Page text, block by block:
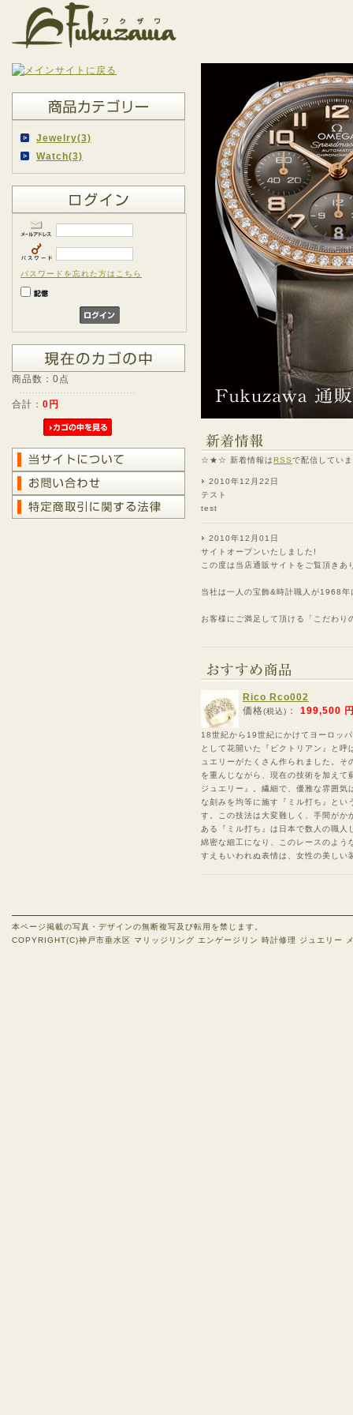
Jewelry(3)
Watch(3)
パスワードを忘れた方はこちら
商品数：0点
合計： 0円
☆★☆ 新着情報はRSSで配信してい
2010年12月22日
テスト
test
2010年12月01日
サイトオープンいたしました!
この度は当店通販サイトをご覧頂きあ
当社は一人の宝飾&時計職人が1968
お客様にご満足して頂ける「こだわ
Rico Rco002
価格(税込) ： 199,500
18世紀から19世紀にかけてヨーロッ
として花開いた『ビクトリアン』と呼
ュエリーがたくさん作られました。そ
を重んじながら、現在の技術を加えて
ジュエリー』。繊細で、優雅な雰囲気
な刻みを均等に施す『ミル打ち』とい
す。この技法は大変難しく、手間がか
ある『ミル打ち』は日本で数人の職人
綿密な細工になり、このレースのよう
すえもいわれぬ表情は、女性の美しい
本ページ掲載の写真・デザインの無断複写及び転用を禁じます。
COPYRIGHT(C)神戸市垂水区 マリッジリング エンゲージリン 時計修理 ジュエリ